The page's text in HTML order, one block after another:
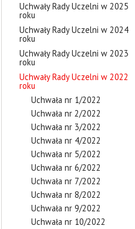
Uchwały Rady Uczelni w 2025
roku
Uchwały Rady Uczelni w 2024
roku
Uchwały Rady Uczelni w 2023
roku
Uchwały Rady Uczelni w 2022
roku
Uchwała nr 1/2022
Uchwała nr 2/2022
Uchwała nr 3/2022
Uchwała nr 4/2022
Uchwała nr 5/2022
Uchwała nr 6/2022
Uchwała nr 7/2022
Uchwała nr 8/2022
Uchwała nr 9/2022
Uchwała nr 10/2022